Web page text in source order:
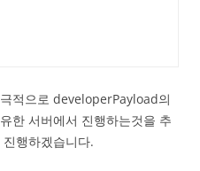
적으로 developerPayload의
한 서버에서 진행하는것을 추
행하겠습니다.